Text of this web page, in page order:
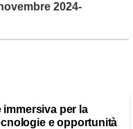
2024-
immersiva per la
e opportunità